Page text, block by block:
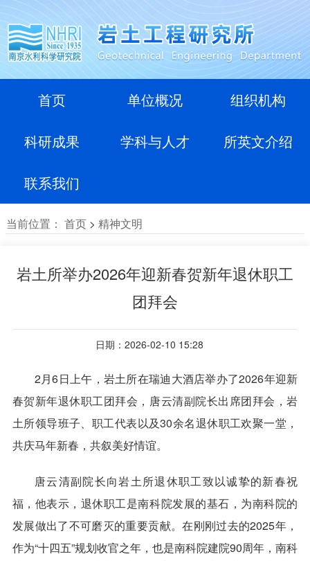
首页 单位概况 组织机构
科研成果 学科与人才 所英文介绍
联系我们
当前位置： 首页> 精神文明
岩土所举办2026年迎新春贺新年退休职工
团拜会
日期：2026-02-10 15:28
2月6日上午，岩土所在瑞迪大酒店举办了2026年迎新
春贺新年退休职工团拜会，唐云清副院长出席团拜会，岩
土所领导班子、职工代表以及30余名退休职工欢聚一堂，
共庆马年新春，共叙美好情谊。
唐云清副院长向岩土所退休职工致以诚挚的新春祝
福，他表示，退休职工是南科院发展的基石，为南科院的
发展做出了不可磨灭的重要贡献。在刚刚过去的2025年，
作为“十四五”规划收官之年，也是南科院建院90周年，南科